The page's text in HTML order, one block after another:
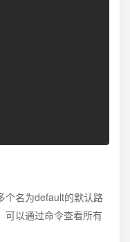
个名为default的默认路
可以通过命令查看所有